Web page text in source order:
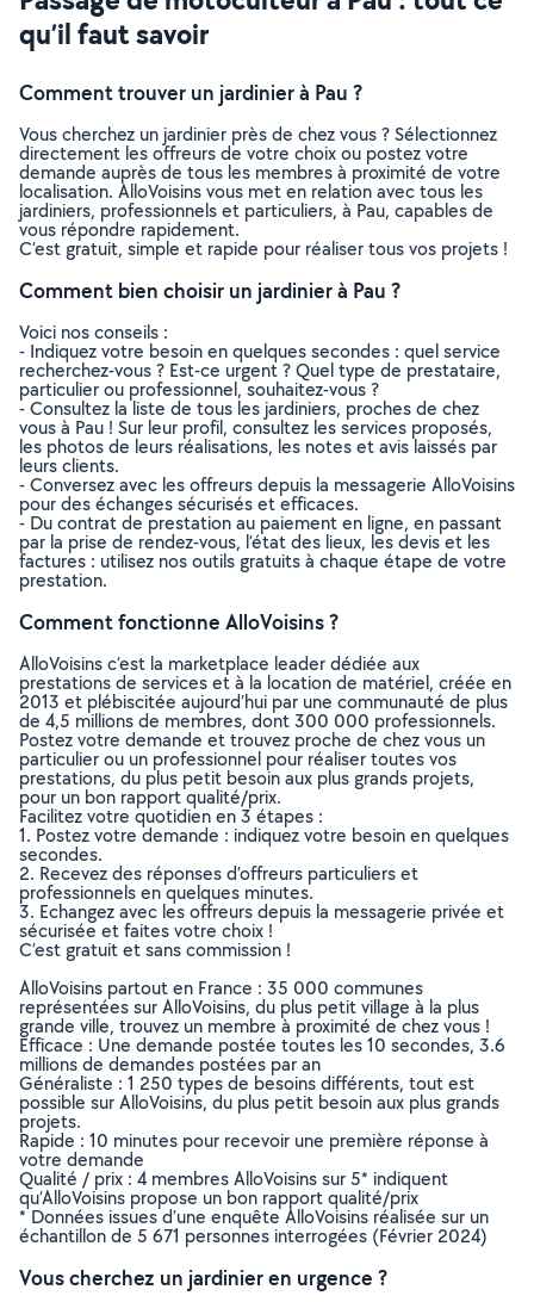
qu’il faut savoir
Comment trouver un jardinier à Pau ?
Vous cherchez un jardinier près de chez vous ? Sélectionnez
directement les offreurs de votre choix ou postez votre
demande auprès de tous les membres à proximité de votre
localisation. AlloVoisins vous met en relation avec tous les
jardiniers, professionnels et particuliers, à Pau, capables de
vous répondre rapidement.
C’est gratuit, simple et rapide pour réaliser tous vos projets !
Comment bien choisir un jardinier à Pau ?
Voici nos conseils :
- Indiquez votre besoin en quelques secondes : quel service
recherchez-vous ? Est-ce urgent ? Quel type de prestataire,
particulier ou professionnel, souhaitez-vous ?
- Consultez la liste de tous les jardiniers, proches de chez
vous à Pau ! Sur leur profil, consultez les services proposés,
les photos de leurs réalisations, les notes et avis laissés par
leurs clients.
- Conversez avec les offreurs depuis la messagerie AlloVoisins
pour des échanges sécurisés et efficaces.
- Du contrat de prestation au paiement en ligne, en passant
par la prise de rendez-vous, l’état des lieux, les devis et les
factures : utilisez nos outils gratuits à chaque étape de votre
prestation.
Comment fonctionne AlloVoisins ?
AlloVoisins c’est la marketplace leader dédiée aux
prestations de services et à la location de matériel, créée en
2013 et plébiscitée aujourd’hui par une communauté de plus
de 4,5 millions de membres, dont 300 000 professionnels.
Postez votre demande et trouvez proche de chez vous un
particulier ou un professionnel pour réaliser toutes vos
prestations, du plus petit besoin aux plus grands projets,
pour un bon rapport qualité/prix.
Facilitez votre quotidien en 3 étapes :
1. Postez votre demande : indiquez votre besoin en quelques
secondes.
2. Recevez des réponses d’offreurs particuliers et
professionnels en quelques minutes.
3. Echangez avec les offreurs depuis la messagerie privée et
sécurisée et faites votre choix !
C’est gratuit et sans commission !
AlloVoisins partout en France : 35 000 communes
représentées sur AlloVoisins, du plus petit village à la plus
grande ville, trouvez un membre à proximité de chez vous !
Efficace : Une demande postée toutes les 10 secondes, 3.6
millions de demandes postées par an
Généraliste : 1 250 types de besoins différents, tout est
possible sur AlloVoisins, du plus petit besoin aux plus grands
projets.
Rapide : 10 minutes pour recevoir une première réponse à
votre demande
Qualité / prix : 4 membres AlloVoisins sur 5* indiquent
qu’AlloVoisins propose un bon rapport qualité/prix
* Données issues d’une enquête AlloVoisins réalisée sur un
échantillon de 5 671 personnes interrogées (Février 2024)
Vous cherchez un jardinier en urgence ?